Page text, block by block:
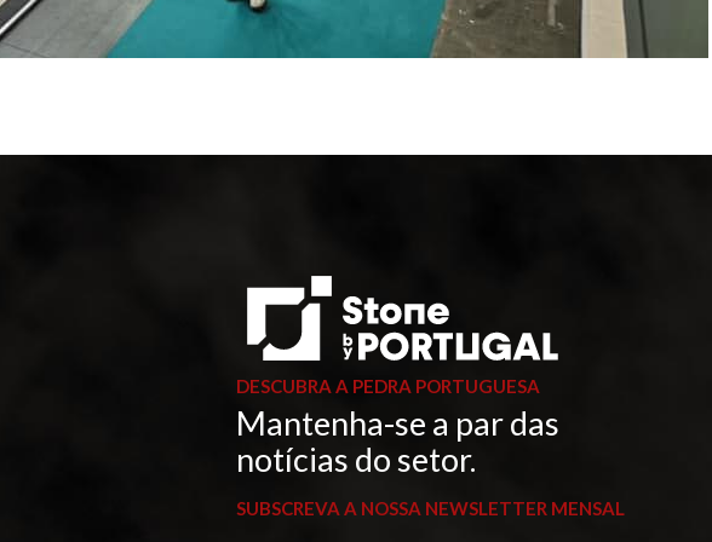
DESCUBRA A PEDRA PORTUGUESA
Mantenha-se a par das
notícias do setor.
SUBSCREVA A NOSSA NEWSLETTER MENSAL